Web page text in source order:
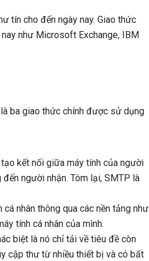
tín cho đến ngày nay. Giao thức
như Microsoft Exchange, IBM
ba giao thức chính được sử dụng
kết nối giữa máy tính của người
người nhận. Tóm lại, SMTP là
nhân thông qua các nền tảng như
tính cá nhân của mình.
biệt là nó chỉ tải về tiêu đề còn
cập thư từ nhiều thiết bị và có bất